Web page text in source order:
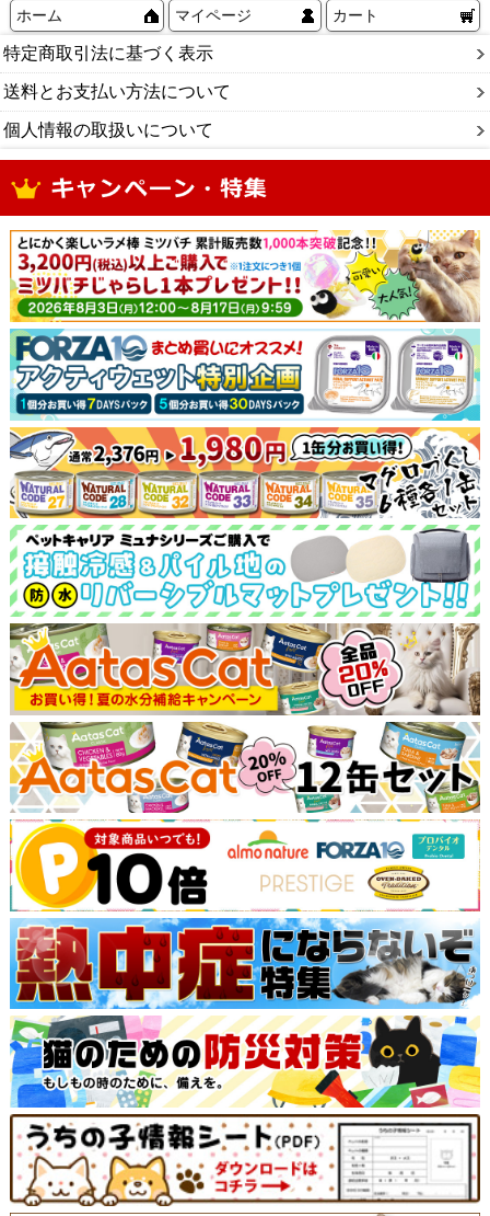
ホーム マイページ カート
特定商取引法に基づく表示
送料とお支払い方法について
個人情報の取扱いについて